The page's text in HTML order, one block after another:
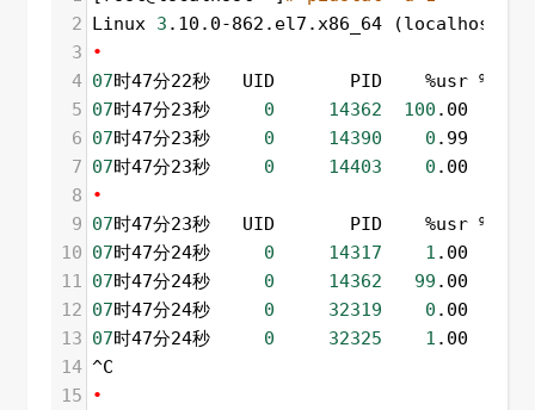
2 Linux 3 .10.0-862.el7.x86_64
3
•
4 07时47分22秒   UID       PID    %usr
5 07时47分23秒 0 14362 100 .00
6 07时47分23秒 0 14390 0 .99
7 07时47分23秒 0 14403 0 .00
8
•
9 07时47分23秒   UID       PID    %usr
10 07时47分24秒 0 14317 1 .00
11 07时47分24秒 0 14362 99 .00
12 07时47分24秒 0 32319 0 .00
13 07时47分24秒 0 32325 1 .00
14 ^C
15
•